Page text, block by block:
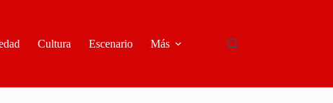
Cultura Escenario Más